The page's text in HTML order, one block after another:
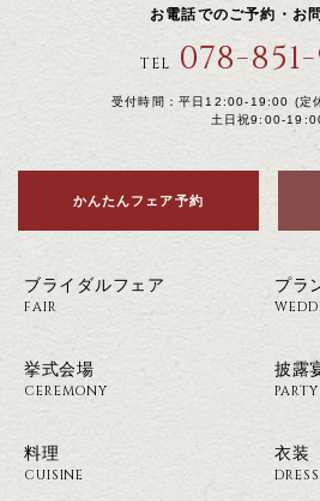
お電話でのご予約・お
TEL 078-
受付時間：平日12:00-19:00 (定
土日祝9:00-
かんたんフェア予約
ブライダルフェア
FAIR
プラ
挙式会場
CEREMONY
披露
PARTY
料理
CUISINE
衣装